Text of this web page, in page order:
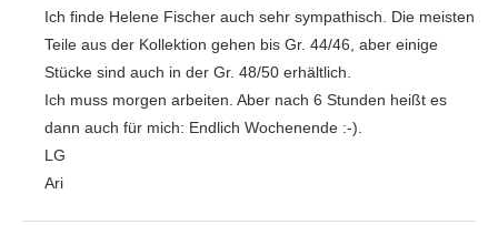
Ich finde Helene Fischer auch sehr sympathisch. Die meisten
Teile aus der Kollektion gehen bis Gr. 44/46, aber einige
Stücke sind auch in der Gr. 48/50 erhältlich.
Ich muss morgen arbeiten. Aber nach 6 Stunden heißt es
dann auch für mich: Endlich Wochenende :-).
LG
Ari